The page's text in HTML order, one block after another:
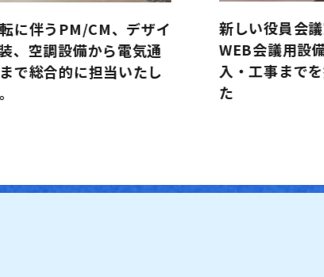
に伴うPM/CM、デザイ
、空調設備から電気通
で総合的に担当いたし
新しい役員会
WEB会議用設
入・工事まで
た